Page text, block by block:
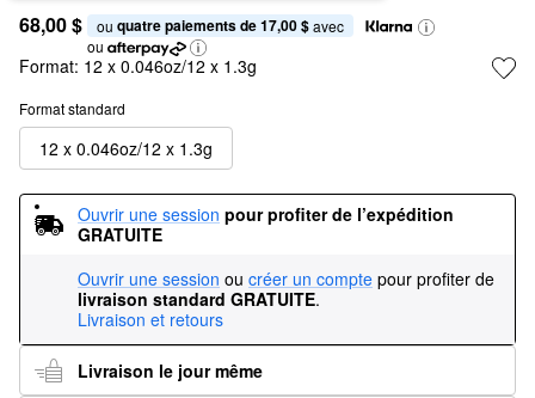
68,00 $ ou quatre paiements de 17,00 $ avec
ou
Format: 12 x 0.046oz/12 x 1.3g
Format standard
12 x 0.046oz/12 x 1.3g
Ouvrir une session pour profiter de l’expédition
GRATUITE
Ouvrir une session ou créer un compte pour profiter de
livraison standard GRATUITE.
Livraison et retours
Livraison le jour même